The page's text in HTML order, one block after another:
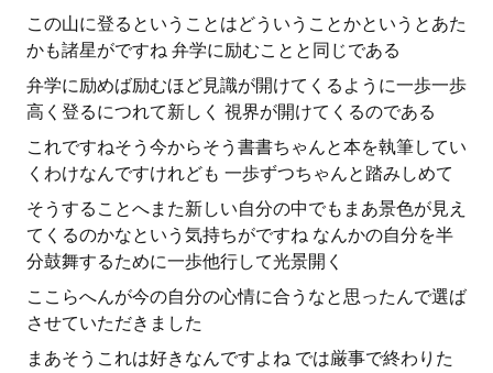
この山に登るということはどういうことかというとあた
かも諸星がですね 弁学に励むことと同じである
弁学に励めば励むほど見識が開けてくるように一歩一歩
高く登るにつれて新しく 視界が開けてくるのである
これですねそう今からそう書書ちゃんと本を執筆してい
くわけなんですけれども 一歩ずつちゃんと踏みしめて
そうすることへまた新しい自分の中でもまあ景色が見え
てくるのかなという気持ちがですね なんかの自分を半
分鼓舞するために一歩他行して光景開く
ここらへんが今の自分の心情に合うなと思ったんで選ば
させていただきました
まあそうこれは好きなんですよね では厳事で終わりた